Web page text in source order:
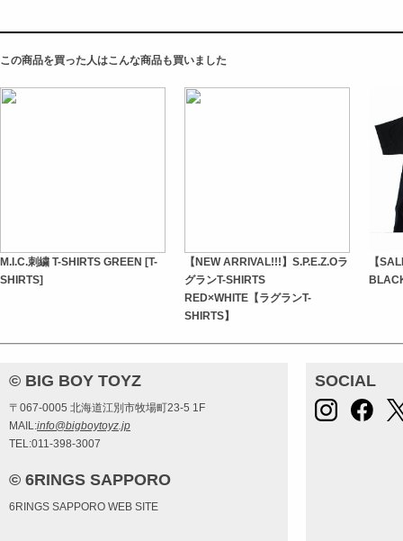
この商品を買った人はこんな商品も買いました
M.I.C.刺繍 T-SHIRTS GREEN [T-
SHIRTS]
【NEW ARRIVAL!!!】S.P.E.Z.Oラ
グランT-SHIRTS
RED×WHITE【ラグランT-
SHIRTS】
【
© BIG BOY TOYZ
〒067-0005 北海道江別市牧場町23-5 1F
MAIL:info@bigboytoyz.jp
TEL:011-398-3007
© 6RINGS SAPPORO
6RINGS SAPPORO WEB SITE
SOCIAL